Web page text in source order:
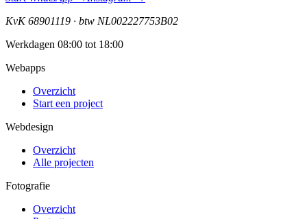
KvK68901119 · btw NL002227753B02
Werkdagen 08:00 tot 18:00
Webapps
Overzicht
Start een project
Webdesign
Overzicht
Alle projecten
Fotografie
Overzicht